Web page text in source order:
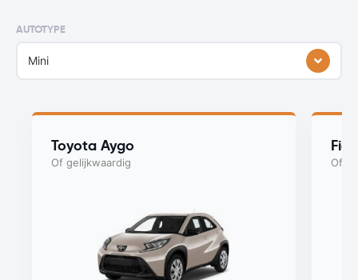
AUTOTYPE
Mini
Toyota Aygo
Of gelijkwaardig Of